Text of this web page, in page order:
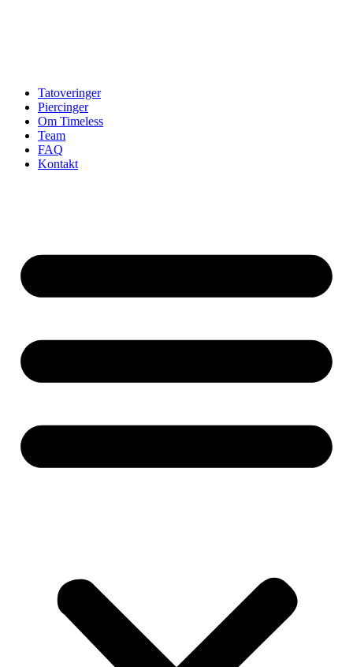
Tatoveringer
Piercinger
Om Timeless
Team
FAQ
Kontakt